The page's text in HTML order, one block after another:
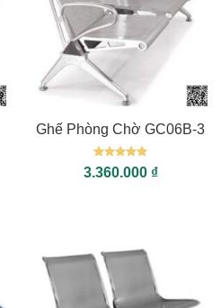
Ghế Phòng Chờ GC06B-3
Được xếp
hạng55
3.360.000 ₫